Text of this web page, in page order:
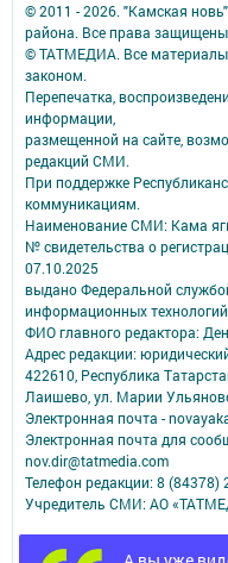
© 2011 - 2026. "Камская
района. Все права
© ТАТМЕДИА. Все
законом.
Перепечатка,
информации,
размещенной на сайте,
редакций СМИ.
При поддержке
коммуникациям.
Наименование СМИ: Кама
№ свидетельства о
07.10.2025
выдано Федеральной
информационных
ФИО главного редактора:
Адрес редакции:
422610, Республика
Лаишево, ул. Марии
Электронная почта -
Электронная почта для
nov.dir@tatmedia.com
Телефон редакции: 8 (84378)
Учредитель СМИ: АО
Антикоррупционная политика